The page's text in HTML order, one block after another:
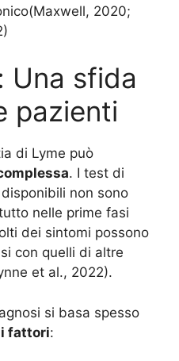
(Maxwell, 2020;
Una sfida
pazienti
di Lyme può
. I test di
non sono
nelle prime fasi
dei sintomi possono
con quelli di altre
et al., 2022).
si basa spesso
fattori: